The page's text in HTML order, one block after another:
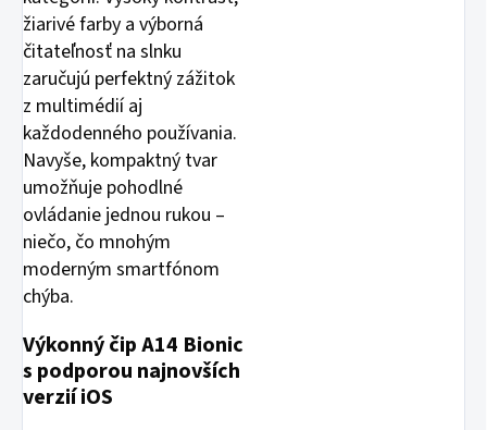
žiarivé farby a výborná
čitateľnosť na slnku
zaručujú perfektný zážitok
z multimédií aj
každodenného používania.
Navyše, kompaktný tvar
umožňuje pohodlné
ovládanie jednou rukou –
niečo, čo mnohým
moderným smartfónom
chýba.
Výkonný čip A14 Bionic
s podporou najnovších
verzií iOS